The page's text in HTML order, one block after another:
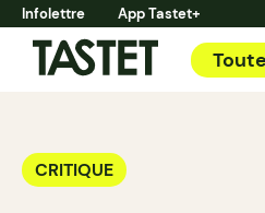
Infolettre App Tastet+
CRITIQUE